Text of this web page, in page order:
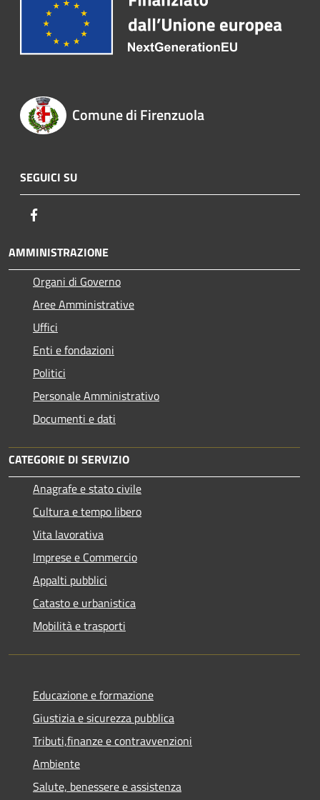
Comune di Firenzuola
SEGUICI SU
AMMINISTRAZIONE
Organi di Governo
Aree Amministrative
Uffici
Enti e fondazioni
Politici
Personale Amministrativo
Documenti e dati
CATEGORIE DI SERVIZIO
Anagrafe e stato civile
Cultura e tempo libero
Vita lavorativa
Imprese e Commercio
Appalti pubblici
Catasto e urbanistica
Mobilità e trasporti
Educazione e formazione
Giustizia e sicurezza pubblica
Tributi,finanze e contravvenzioni
Ambiente
Salute, benessere e assistenza